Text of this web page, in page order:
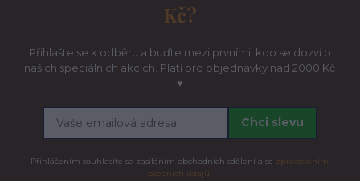
Kč?
Přihlašte se k odběru a buďte mezi prvními, kdo se dozví o
našich speciálních akcích. Platí pro objednávky nad 2000 Kč
♥
Chci slevu
Přihlášením souhlasíte se zasíláním obchodních sdělení a se
zpracováním
osobních údajů.